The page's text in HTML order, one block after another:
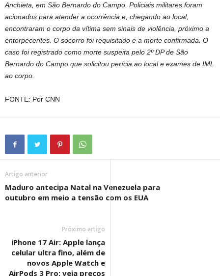
Anchieta, em São Bernardo do Campo. Policiais militares foram
acionados para atender a ocorrência e, chegando ao local,
encontraram o corpo da vítima sem sinais de violência, próximo a
entorpecentes. O socorro foi requisitado e a morte confirmada. O
caso foi registrado como morte suspeita pelo 2º DP de São
Bernardo do Campo que solicitou perícia ao local e exames de IML
ao corpo.
FONTE: Por CNN
Artigo anterior
Maduro antecipa Natal na Venezuela para
outubro em meio a tensão com os EUA
Próximo artigo
iPhone 17 Air: Apple lança
celular ultra fino, além de
novos Apple Watch e
AirPods 3 Pro; veja preços